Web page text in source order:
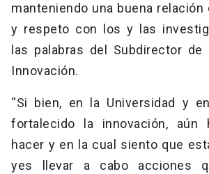
manteniendo una buena relación
y respeto con los y las
las palabras del Subdirector
Innovación.
“Si bien, en la Universidad y
fortalecido la innovación, aún
hacer y en la cual siento que
yes llevar a cabo acciones